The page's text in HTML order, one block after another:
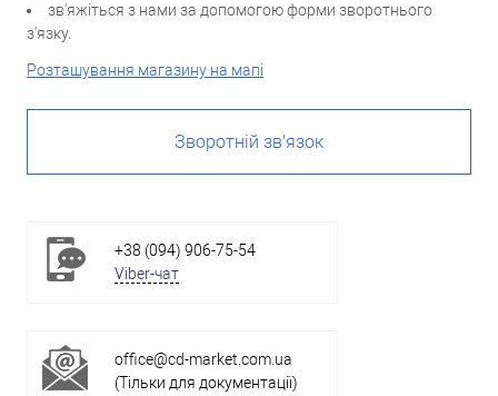
зв'яжіться з нами за допомогою форми зворотнього
з'язку.
Розташування магазину на мапі
Зворотній зв'язок
+38 (094) 906-75-54
Viber-чат
office@cd-market.com.ua
(Тільки для документації)